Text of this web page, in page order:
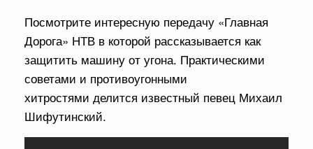
Посмотрите интересную передачу «Главная
Дорога» НТВ в которой рассказывается как
защитить машину от угона. Практическими
советами и противоугонными
хитростями делится известный певец Михаил
Шифутинский.